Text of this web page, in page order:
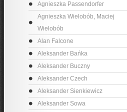
Agnieszka Passendorfer
Agnieszka Wielobób, Maciej
Wielobób
Alan Falcone
Aleksander Bańka
Aleksander Buczny
Aleksander Czech
Aleksander Sienkiewicz
Aleksander Sowa